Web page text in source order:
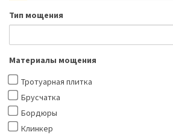
Тип мощения
Материалы мощения
Тротуарная плитка
Брусчатка
Бордюры
Клинкер